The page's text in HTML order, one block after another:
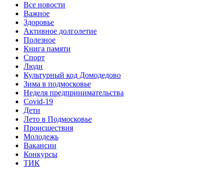
Все новости
Важное
Здоровье
Активное долголетие
Полезное
Книга памяти
Спорт
Люди
Культурный код Домодедово
Зима в подмосковье
Неделя предпринимательства
Covid-19
Дети
Лето в Подмосковье
Происшествия
Молодежь
Вакансии
Конкурсы
ТИК